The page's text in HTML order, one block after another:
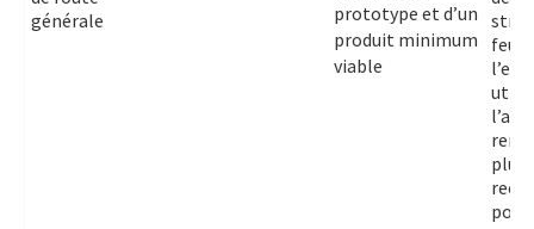
générale
prototype et d’un
produit minimum
viable
plus
pour